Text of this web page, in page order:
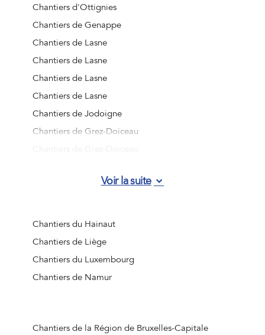
Chantiers d'Ottignies
Chantiers de Genappe
Chantiers de Lasne
Chantiers de Lasne
Chantiers de Lasne
Chantiers de Lasne
Chantiers de Jodoigne
Chantiers de Grez-Doiceau
Chantiers de Grez-Doiceau
Chantiers de Chaumont-Gistoux
Chantiers de Chaumont-Gistoux
Chantiers de Chaumont-Gistoux
Chantiers de Rebecq
Chantiers de Court-Saint-Etienne
Voir la suite
Chantiers du Hainaut
Chantiers de Liège
Chantiers du Luxembourg
Chantiers de Namur
Chantiers de la Région de Bruxelles-Capitale